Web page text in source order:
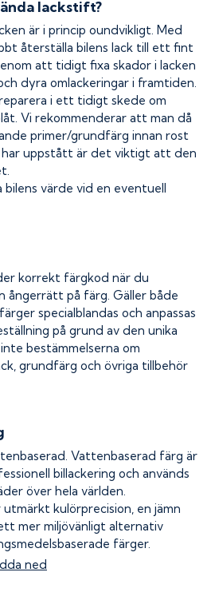
lackstift?
är i princip oundvikligt. Med
återställa bilens lack till ett fint
att tidigt fixa skador i lacken
dyra omlackeringar i framtiden.
i ett tidigt skede om
Vi rekommenderar att man då
primer/grundfärg innan rost
har uppstått är det viktigt att den
bilens värde vid en eventuell
korrekt färgkod när du
ångerrätt på färg. Gäller både
specialblandas och anpassas
på grund av den unika
bestämmelserna om
grundfärg och övriga tillbehör
Vattenbaserad färg är
billackering och används
över hela världen.
kulörprecision, en jämn
mer miljövänligt alternativ
färger.
ned